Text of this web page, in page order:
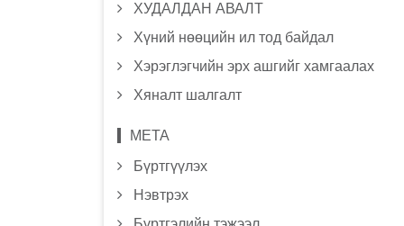
ХУДАЛДАН АВАЛТ
Хүний нөөцийн ил тод байдал
Хэрэглэгчийн эрх ашгийг хамгаалах
Хяналт шалгалт
МЕТА
Бүртгүүлэх
Нэвтрэх